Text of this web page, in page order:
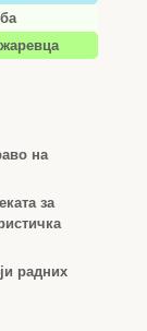
на
за
радних